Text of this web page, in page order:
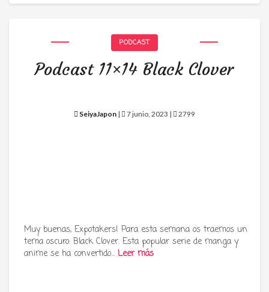
PODCAST
Podcast 11×14 Black Clover
SeiyaJapon | 7 junio, 2023 | 2799
Muy buenas, Expotakers! Para esta semana os traemos un
tema oscuro: Black Clover. Esta popular serie de manga y
anime se ha convertido… Leer más